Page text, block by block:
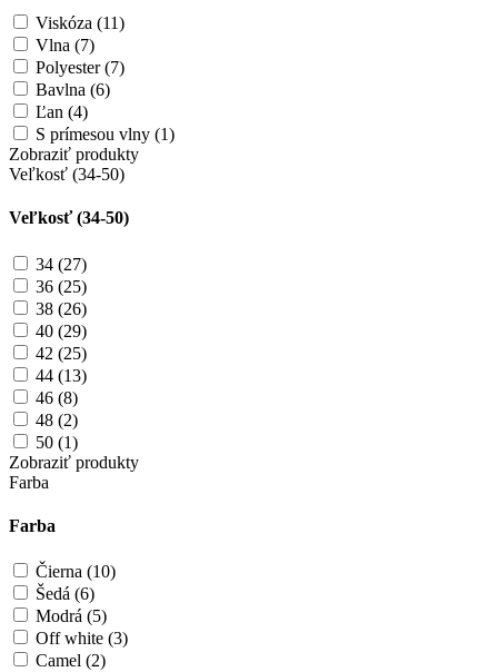
Viskóza (11)
Vlna (7)
Polyester (7)
Bavlna (6)
Ľan (4)
S prímesou vlny (1)
Zobraziť produkty
Veľkosť (34-50)
Veľkosť (34-50)
34 (27)
36 (25)
38 (26)
40 (29)
42 (25)
44 (13)
46 (8)
48 (2)
50 (1)
Zobraziť produkty
Farba
Farba
Čierna (10)
Šedá (6)
Modrá (5)
Off white (3)
Camel (2)